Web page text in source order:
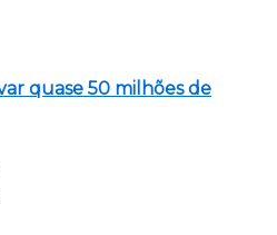
quase 50 milhões de